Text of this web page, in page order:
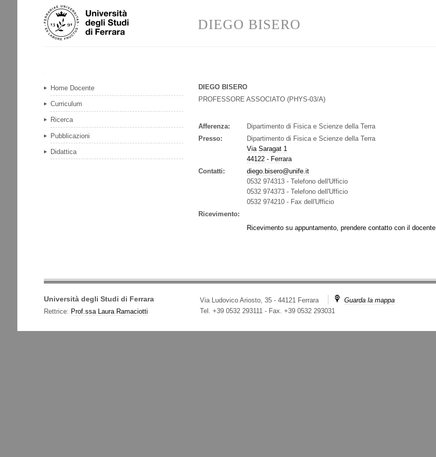
Salta
ai
contenuti.
Strumenti
personali
DIEGO BISERO
DIEGO BISERO
PROFESSORE ASSOCIATO(PHYS-03/A)
Afferenza:
Dipartimento di Fisica e Scienze della Terra
Presso:
Dipartimento di Fisica e Scienze della Terra
Via Saragat 1
44122 - Ferrara
Contatti:
diego.bisero@unife.it
0532 974313- Telefono dell'Ufficio
0532 974373- Telefono dell'Ufficio
0532 974210- Fax dell'Ufficio
Ricevimento:
Ricevimento su appuntamento, prendere contatto con il docente
Home Docente
Curriculum
Ricerca
Pubblicazioni
Didattica
Università degli Studi di Ferrara
Rettrice: Prof.ssa Laura Ramaciotti
Via Ludovico Ariosto, 35 - 44121 Ferrara
Guarda la mappa
Tel. +39 0532 293111- Fax. +39 0532 293031